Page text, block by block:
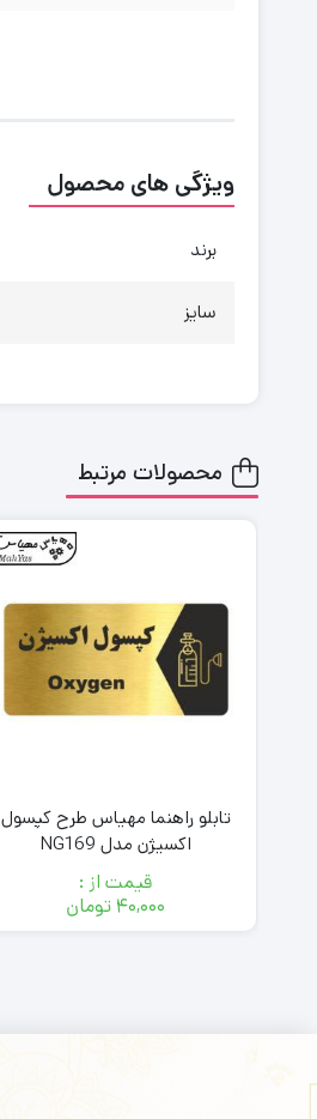
ویژگی های محصول
برند
سایز
محصولات مرتبط
تابلو راهنما مهیاس طرح کپسول
اکسیژن مدل NG169
قیمت از :
۴۰,۰۰۰ تومان